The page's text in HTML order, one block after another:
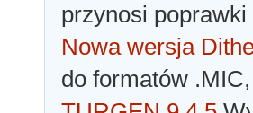
przynosi
Nowa wersja
do formatów